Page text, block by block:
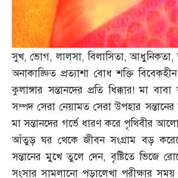
সুখ,ভোগ,লালসা,বিলাসিতা,আধুনিকতা,
অনাকাঙ্ক্ষিত প্রত্যাশা বোধ শক্তি
কুলাঙ্গার সন্তানদের প্রতি ধিক্কার!মা বাবা
সম্পদ সেরা নেয়ামত সেরা উপহার
মা সন্তানদের গর্ভে ধারণ করে পৃথিবীর
আঁতুড় ঘর থেকে জীবন সংগ্রাম বড়
সন্তানের মুখে তুলে দেন,বৃষ্টিতে ভিজে
সংসার সামলানো পড়ালেখা পরীক্ষার সময়